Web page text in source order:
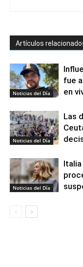
Artículos
Noticias del Día
fue
en
Noticias del Día
Las
Noticias del Día